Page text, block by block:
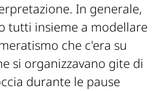
In generale,
tutti insieme a modellare
che c'era su
si organizzavano gite di
durante le pause